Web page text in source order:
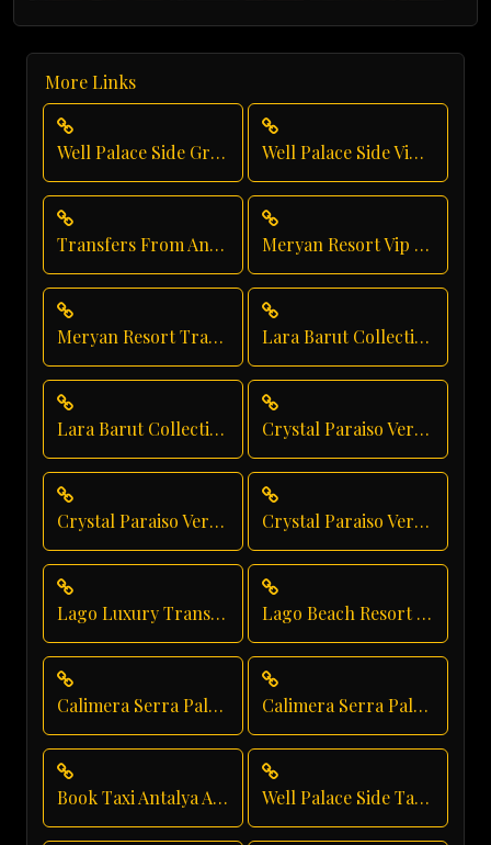
More Links
Well Palace Side Group Transfer Well Palace Side Vip Transfer
Transfers From Antalya Airport Meryan Resort Vip Transfer
Meryan Resort Transfer Lara Barut Collection Shuttle Service
Lara Barut Collection Private Transfer Crystal Paraiso Verde Group Transfer
Crystal Paraiso Verde Shuttle Service Crystal Paraiso Verde Transfer
Lago Luxury Transport Lago Beach Resort Transfer
Calimera Serra Palace Taxi Service Calimera Serra Palace Shuttle Service
Book Taxi Antalya Airport Well Palace Side Taxi Service